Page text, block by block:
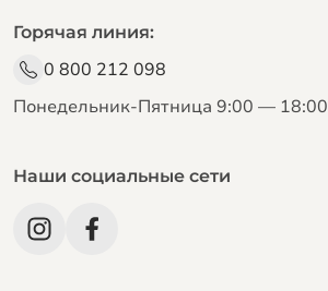
Горячая линия:
0 800 212 098
Понедельник-Пятница 9:00 — 18:00
Наши социальные сети